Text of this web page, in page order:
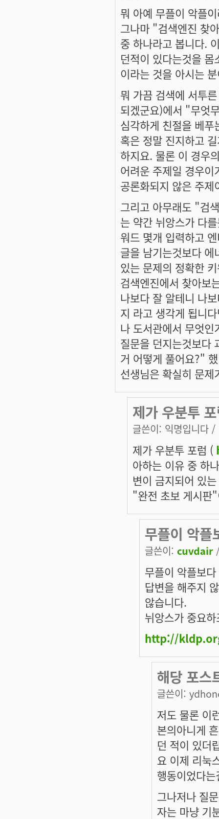
뭐 아예 무플이 악플
그나마 "검색엔진 찾
중 하나라고 봅니다.
던적이 있다는것을
이라는 것을 아시는
뭐 가끔 검색에 서투
되겠군요)에서 "무엇
심각하게 친절을 베
혹은 정말 진지하고
하지요. 물론 이 경우
어려운 주제일 경우
공론화되지 않은 주
그리고 아무래도 "검
는 약간 뉘앙스가 다
워드 몇개 입력하고
글을 남기는것보다
있는 문제의 정확한
검색엔진에서 찾아보
나보다 잘 알테니 나
지 라고 생각게 됩니
나 도서관에서 무엇
질문을 던지는것보다
거 어떻게 풀어요?"
선생님은 확실히 문
제가 우분투
글쓴이: 익명입니다 /
제가 우분투 포럼 (
아하는 이유 중 하
변이 금지되어 있
"완전 초보 게시판
무플이 악플
글쓴이: cuvdair
무플이 악플보
답변을 해주지
않습니다.
뉘앙스가 중요
http://
해당 포스
글쓴이:
저도 물론 이
본의아니게
던 적이 있더
요 이제 리눅
행동이었다
그나저나 질
자는 마냥 기